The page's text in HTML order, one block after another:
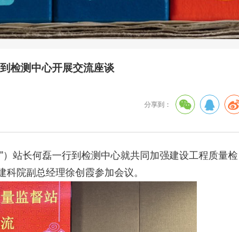
检测中心开展交流座谈
分享到：
站长何磊一行到检测中心就共同加强建设工程质量检
院副总经理徐创霞参加会议。